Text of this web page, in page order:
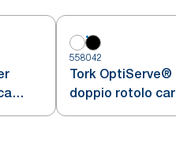
558042
Tork OptiServe®
doppio rotolo
senz'anima,